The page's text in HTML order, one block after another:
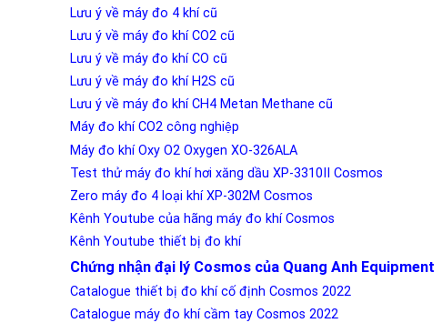
Lưu ý về máy đo 4 khí cũ
Lưu ý về máy đo khí CO2 cũ
Lưu ý về máy đo khí CO cũ
Lưu ý về máy đo khí H2S cũ
Lưu ý về máy đo khí CH4 Metan Methane cũ
Máy đo khí CO2 công nghiệp
Máy đo khí Oxy O2 Oxygen XO-326ALA
Test thử máy đo khí hơi xăng dầu XP-3310II Cosmos
Zero máy đo 4 loại khí XP-302M Cosmos
Kênh Youtube của hãng máy đo khí Cosmos
Kênh Youtube thiết bị đo khí
Chứng nhận đại lý Cosmos của Quang Anh Equipment
Catalogue thiết bị đo khí cố định Cosmos 2022
Catalogue máy đo khí cầm tay Cosmos 2022